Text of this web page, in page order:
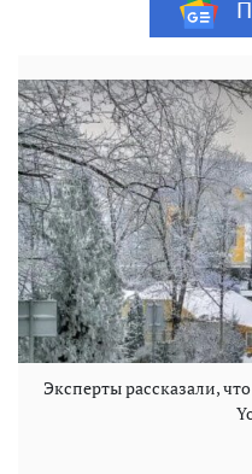
Эксперты рассказали,